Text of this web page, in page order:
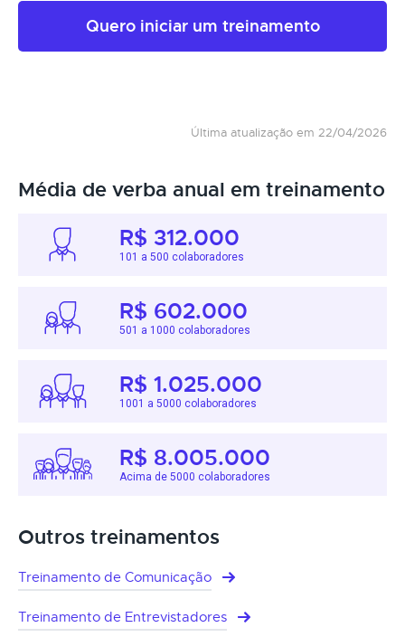
Quero iniciar um treinamento
Última atualização em 22/04/2026
Média de verba anual em treinamento
R$ 312.000
101 a 500 colaboradores
R$ 602.000
501 a 1000 colaboradores
R$ 1.025.000
1001 a 5000 colaboradores
R$ 8.005.000
Acima de 5000 colaboradores
Outros treinamentos
Treinamento de Comunicação
Treinamento de Entrevistadores